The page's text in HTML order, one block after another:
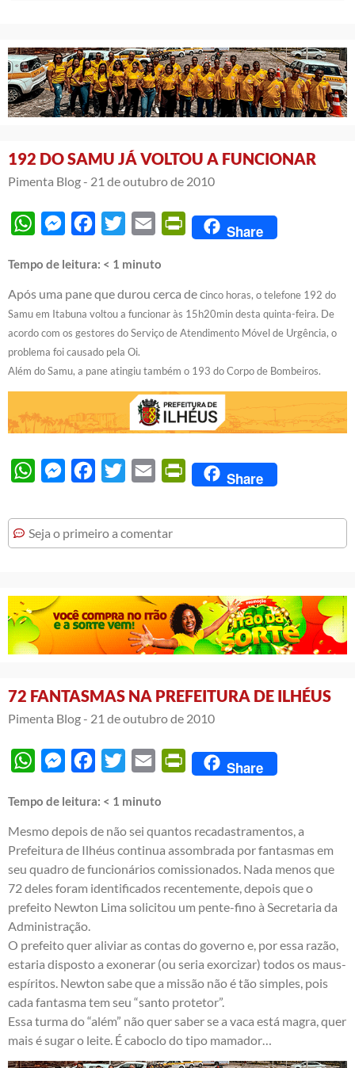
192 DO SAMU JÁ VOLTOU A FUNCIONAR
Pimenta Blog - 21 de outubro de 2010
WhatsAppMessengerFacebook
Twitter Email PrintFriendly
Share
Tempo de leitura: < 1 minuto
Após uma pane que durou cerca de cinco horas, o telefone 192 do
Samu em Itabuna voltou a funcionar às 15h20min desta quinta-feira. De
acordo com os gestores do Serviço de Atendimento Móvel de Urgência, o
problema foi causado pela Oi.
Além do Samu, a pane atingiu também o 193 do Corpo de Bombeiros.
WhatsAppMessengerFacebook
Twitter Email PrintFriendly
Share
Seja o primeiro a comentar
72 FANTASMAS NA PREFEITURA DE ILHÉUS
Pimenta Blog - 21 de outubro de 2010
WhatsAppMessengerFacebook
Twitter Email PrintFriendly
Share
Tempo de leitura: < 1 minuto
Mesmo depois de não sei quantos recadastramentos, a
Prefeitura de Ilhéus continua assombrada por fantasmas em
seu quadro de funcionários comissionados. Nada menos que
72 deles foram identificados recentemente, depois que o
prefeito Newton Lima solicitou um pente-fino à Secretaria da
Administração.
O prefeito quer aliviar as contas do governo e, por essa razão,
estaria disposto a exonerar (ou seria exorcizar) todos os maus-
espíritos. Newton sabe que a missão não é tão simples, pois
cada fantasma tem seu “santo protetor”.
Essa turma do “além” não quer saber se a vaca está magra, quer
mais é sugar o leite. É caboclo do tipo mamador…